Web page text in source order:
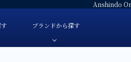
Anshindo
ブランドから探す